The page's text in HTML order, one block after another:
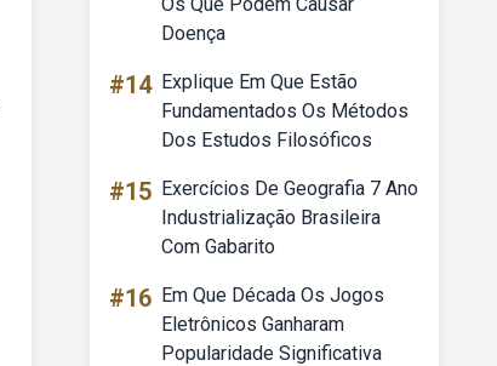
Doença
#14 Explique Em Que Estão
Fundamentados Os Métodos
Dos Estudos Filosóficos
#15 Exercícios De Geografia 7 Ano
Industrialização Brasileira
Com Gabarito
#16 Em Que Década Os Jogos
Eletrônicos Ganharam
Popularidade Significativa